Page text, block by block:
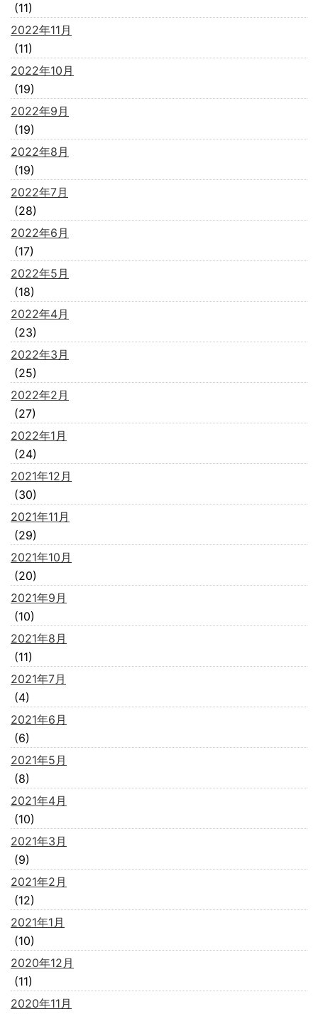
(11)
2022年11月
(11)
2022年10月
(19)
2022年9月
(19)
2022年8月
(19)
2022年7月
(28)
2022年6月
(17)
2022年5月
(18)
2022年4月
(23)
2022年3月
(25)
2022年2月
(27)
2022年1月
(24)
2021年12月
(30)
2021年11月
(29)
2021年10月
(20)
2021年9月
(10)
2021年8月
(11)
2021年7月
(4)
2021年6月
(6)
2021年5月
(8)
2021年4月
(10)
2021年3月
(9)
2021年2月
(12)
2021年1月
(10)
2020年12月
(11)
2020年11月